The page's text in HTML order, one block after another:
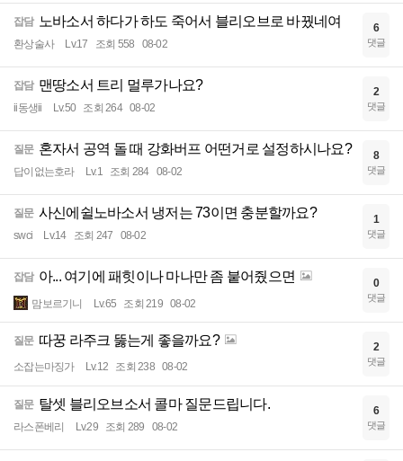
잡담 노바소서 하다가 하도 죽어서 블리오브로 바꿨네여
환상술사 Lv.17 조회 558 08-02
6
댓글
잡담 맨땅소서 트리 멀루가나요?
ii동생ii Lv.50 조회 264 08-02
2
댓글
질문 혼자서 공역 돌 때 강화버프 어떤거로 설정하시나요?
답이없는호라 Lv.1 조회 284 08-02
8
댓글
질문 사신에쉴노바소서 냉저는 73이면 충분할까요?
swci Lv.14 조회 247 08-02
1
댓글
잡담 아... 여기에 패힛이나 마나만 좀 붙어줬으면
맘보르기니 Lv.65 조회 219 08-02
0
댓글
질문 따꿍 라주크 뚫는게 좋을까요?
소잡는마징가 Lv.12 조회 238 08-02
2
댓글
질문 탈셋 블리오브소서 콜마 질문드립니다.
라스폰베리 Lv.29 조회 289 08-02
6
댓글